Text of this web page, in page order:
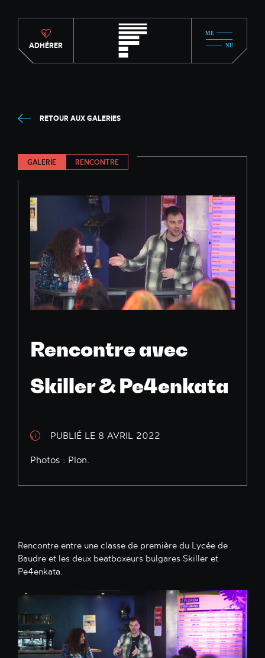
ADHÉRER
RETOUR AUX GALERIES
GALERIE RENCONTRE
Rencontre avec
Skiller & Pe4enkata
PUBLIÉ LE 8 AVRIL 2022
Photos : Plon.
Rencontre entre une classe de première du Lycée de
Baudre et les deux beatboxeurs bulgares Skiller et
Pe4enkata.